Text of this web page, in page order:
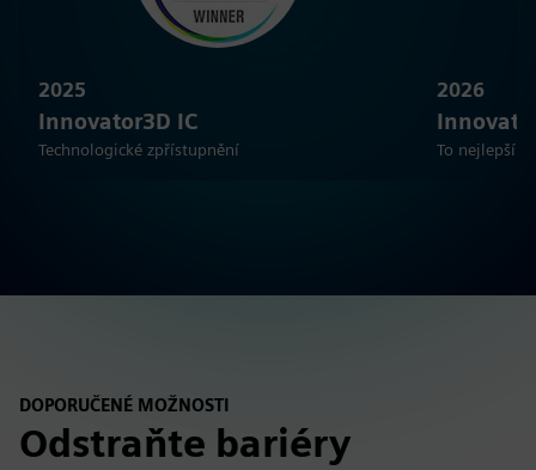
2025
Innovator3D IC
Technologické zpřístupnění
2026
To nejlepší
DOPORUČENÉ MOŽNOSTI
Odstraňte bariéry